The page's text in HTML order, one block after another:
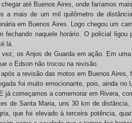
chegar até Buenos Aires, onde faríamos
a mais de um mil quilômetro de
em Buenos Aires. Logo chegou um
fechando naquele horário. O policial
lá.
vez, os Anjos de Guarda em ação. Em
o Edson não trocou na revisão.
a revisão das motos em Buenos
foi muito emocionante, pois, ainda no
já começamos a comemorar em Rivera,
de Santa Maria, uns 30 km de
que foi elevado à terceira potência,